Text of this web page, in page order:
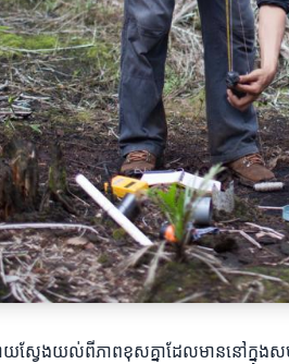
។ ដោយស្វែងយល់ពីភាពខុសគ្នាដែលមាន